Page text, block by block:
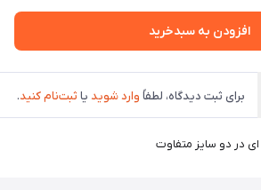
افزودن به سبدخرید
برای ثبت دیدگاه، لطفاً وارد شوید یا ثبت‌نام کنید.